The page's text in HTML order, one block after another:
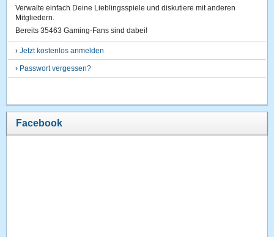
Verwalte einfach Deine Lieblingsspiele und diskutiere mit anderen
Mitgliedern.
Bereits 35463 Gaming-Fans sind dabei!
›Jetzt kostenlos anmelden
› Passwort vergessen?
Facebook